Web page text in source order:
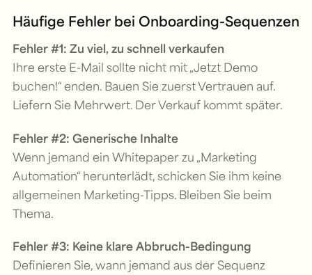
Häufige Fehler bei Onboarding-Sequenzen
Fehler #1: Zu viel, zu schnell verkaufen
Ihre erste E-Mail sollte nicht mit „Jetzt Demo
buchen!“ enden. Bauen Sie zuerst Vertrauen auf.
Liefern Sie Mehrwert. Der Verkauf kommt später.
Fehler #2: Generische Inhalte
Wenn jemand ein Whitepaper zu „Marketing
Automation“ herunterlädt, schicken Sie ihm keine
allgemeinen Marketing-Tipps. Bleiben Sie beim
Thema.
Fehler #3: Keine klare Abbruch-Bedingung
Definieren Sie, wann jemand aus der Sequenz